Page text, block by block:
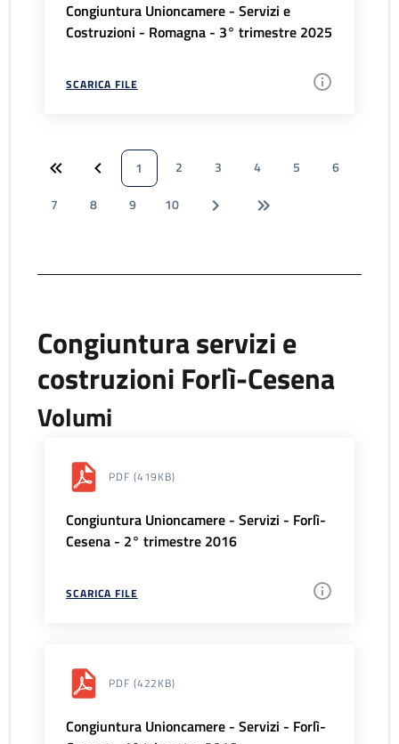
Congiuntura Unioncamere - Servizi e
Costruzioni - Romagna - 3° trimestre 2025
SCARICA FILE
1 2 3 4 5
6
7
8 9 10
Congiuntura servizi e
costruzioni Forlì-Cesena
Volumi
PDF (419KB)
Congiuntura Unioncamere - Servizi - Forlì-
Cesena - 2° trimestre 2016
SCARICA FILE
PDF (422KB)
Congiuntura Unioncamere - Servizi - Forlì-